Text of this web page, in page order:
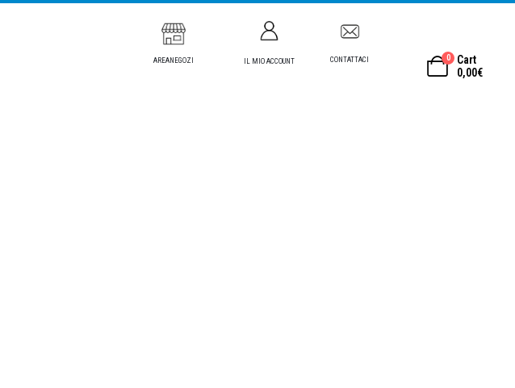
AREANEGOZI IL MIO ACCOUNT CONTATTACI 0
Cart
0,00€